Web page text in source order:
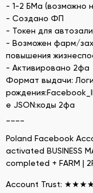
- 1-2 БМа (возможно
- Создано ФП
- Токен для
- Возможен фарм/
повышения
- Активировано 2фа
Формат выдачи:
e JSON:коды 2фа
Poland Facebook
activated BUSINESS
completed + FARM |
Account Trust: